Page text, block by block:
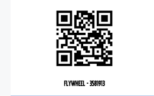
Onderdelen
Bedrijfsvaart
Onderdelen